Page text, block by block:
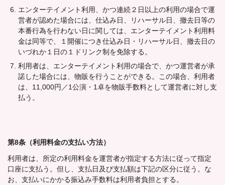
エンターテイメント利用、かつ連続２日以上の利用の場合で運
営者が認めた場合には、仕込み日、リハーサル日、撤去日等の
本番行為を行わない日に関しては、エンターテイメント利用料
金は同等で、１開催につき仕込み日・リハーサル日、撤去日の
いづれか１日の１ドリンク制を免除する。
利用者は、エンターテイメント利用の場合で、かつ運営者が承
諾した場合には、物販を行うことができる。この場合、利用者
は、11,000円／1公演・1卓を物販手数料として運営者に対し支
払う。
第8条（利用料金の支払い方法）
利用者は、所定の利用料金を運営者が指定する方法に従って指定
口座に支払う。但し、支払日及び支払額は下記の区分に従う。な
お、支払いにかかる振込み手数料は利用者負担とする。